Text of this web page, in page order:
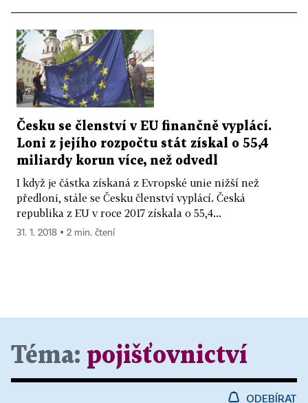
Česku se členství v EU finančně vyplácí.
Loni z jejího rozpočtu stát získal o 55,4
miliardy korun více, než odvedl
I když je částka získaná z Evropské unie nižší než
předloni, stále se Česku členství vyplácí. Česká
republika z EU v roce 2017 získala o 55,4...
31. 1. 2018 ▪ 2 min. čtení
Téma: pojišťovnictví
ODEBÍRAT